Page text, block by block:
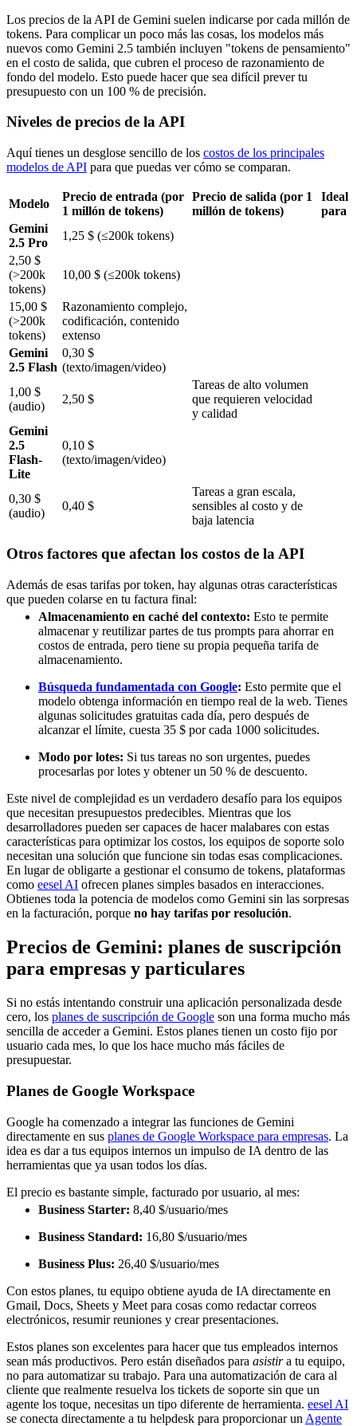
Los precios de la API de Gemini suelen indicarse por cada millón de
tokens. Para complicar un poco más las cosas, los modelos más
nuevos como Gemini 2.5 también incluyen "tokens de pensamiento"
en el costo de salida, que cubren el proceso de razonamiento de
fondo del modelo. Esto puede hacer que sea difícil prever tu
presupuesto con un 100 % de precisión.
Niveles de precios de la API
Aquí tienes un desglose sencillo de los costos de los principales
modelos de API para que puedas ver cómo se comparan.
Modelo
Precio de entrada (por
1 millón de tokens)
Precio de salida (por 1
millón de tokens)
Ideal
para
Gemini
2.5 Pro
1,25 $ (≤200k tokens)
2,50 $
(>200k
tokens)
10,00 $ (≤200k tokens)
15,00 $
(>200k
tokens)
Razonamiento complejo,
codificación, contenido
extenso
Gemini
2.5 Flash
0,30 $
(texto/imagen/video)
1,00 $
(audio)
2,50 $
Tareas de alto volumen
que requieren velocidad
y calidad
Gemini
2.5
Flash-
Lite
0,10 $
(texto/imagen/video)
0,30 $
(audio)
0,40 $
Tareas a gran escala,
sensibles al costo y de
baja latencia
Otros factores que afectan los costos de la API
Además de esas tarifas por token, hay algunas otras características
que pueden colarse en tu factura final:
Almacenamiento en caché del contexto: Esto te permite
almacenar y reutilizar partes de tus prompts para ahorrar en
costos de entrada, pero tiene su propia pequeña tarifa de
almacenamiento.
Búsqueda fundamentada con Google: Esto permite que el
modelo obtenga información en tiempo real de la web. Tienes
algunas solicitudes gratuitas cada día, pero después de
alcanzar el límite, cuesta 35 $ por cada 1000 solicitudes.
Modo por lotes: Si tus tareas no son urgentes, puedes
procesarlas por lotes y obtener un 50 % de descuento.
Este nivel de complejidad es un verdadero desafío para los equipos
que necesitan presupuestos predecibles. Mientras que los
desarrolladores pueden ser capaces de hacer malabares con estas
características para optimizar los costos, los equipos de soporte solo
necesitan una solución que funcione sin todas esas complicaciones.
En lugar de obligarte a gestionar el consumo de tokens, plataformas
como eesel AI ofrecen planes simples basados en interacciones.
Obtienes toda la potencia de modelos como Gemini sin las sorpresas
en la facturación, porque no hay tarifas por resolución.
Precios de Gemini: planes de suscripción
para empresas y particulares
Si no estás intentando construir una aplicación personalizada desde
cero, los planes de suscripción de Google son una forma mucho más
sencilla de acceder a Gemini. Estos planes tienen un costo fijo por
usuario cada mes, lo que los hace mucho más fáciles de
presupuestar.
Planes de Google Workspace
Google ha comenzado a integrar las funciones de Gemini
directamente en sus planes de Google Workspace para empresas. La
idea es dar a tus equipos internos un impulso de IA dentro de las
herramientas que ya usan todos los días.
El precio es bastante simple, facturado por usuario, al mes:
Business Starter: 8,40 $/usuario/mes
Business Standard: 16,80 $/usuario/mes
Business Plus: 26,40 $/usuario/mes
Con estos planes, tu equipo obtiene ayuda de IA directamente en
Gmail, Docs, Sheets y Meet para cosas como redactar correos
electrónicos, resumir reuniones y crear presentaciones.
Estos planes son excelentes para hacer que tus empleados internos
sean más productivos. Pero están diseñados para asistira tu equipo,
no para automatizar su trabajo. Para una automatización de cara al
cliente que realmente resuelva los tickets de soporte sin que un
agente los toque, necesitas un tipo diferente de herramienta. eesel AI
se conecta directamente a tu helpdesk para proporcionar unAgente